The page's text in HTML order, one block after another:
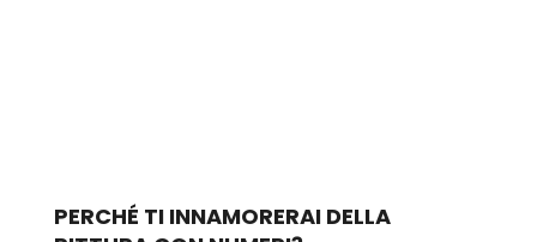
PERCHÉ TI INNAMORERAI DELLA